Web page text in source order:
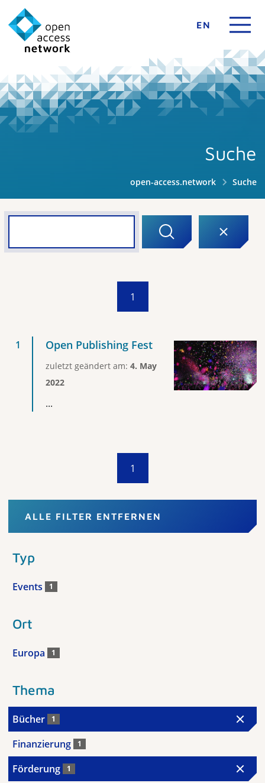
EN
Suche
open-access.network Suche
1
Open Publishing Fest
zuletzt geändert am: 4. May
2022
...
1
ALLE FILTER ENTFERNEN
Typ
Events 1
Ort
Europa 1
Thema
Bücher 1
Finanzierung 1
Förderung 1